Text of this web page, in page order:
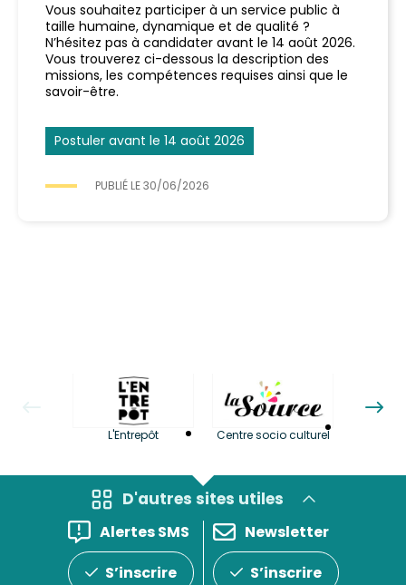
Postuler avant le 14 août 2026
Vous souhaitez participer à un service public à
taille humaine, dynamique et de qualité ?
N’hésitez pas à candidater avant le 14 août 2026.
Vous trouverez ci-dessous la description des
missions, les compétences requises ainsi que le
savoir-être.
PUBLIÉ LE30/06/2026
L'Entrepôt Centre socio culturel
D'autres sites utiles
Alertes SMS
S’inscrire
Newsletter
S’inscrire